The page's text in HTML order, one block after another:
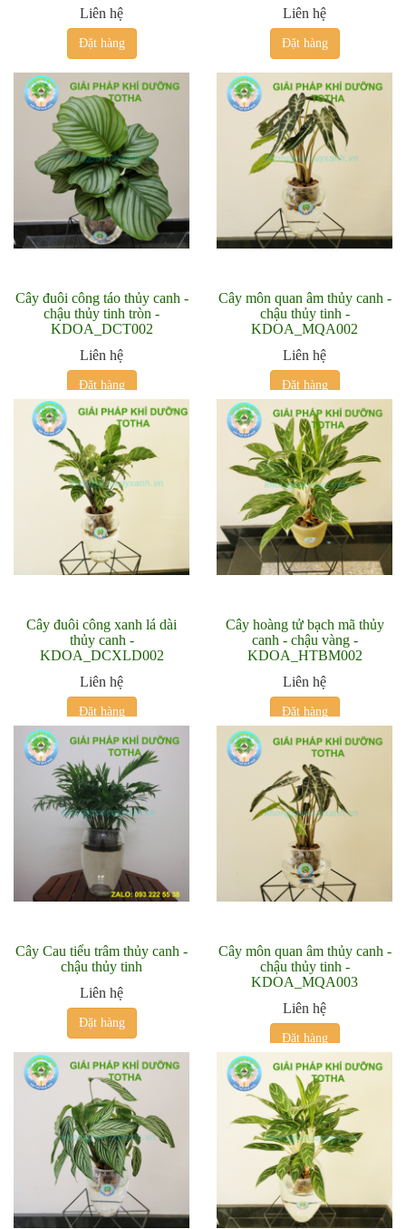
Liên hệ
Đặt hàng
Liên hệ
Đặt hàng
Cây đuôi công táo thủy canh -
chậu thủy tinh tròn -
KDOA_DCT002
Liên hệ
Đặt hàng
Cây môn quan âm thủy canh -
chậu thủy tinh -
KDOA_MQA002
Liên hệ
Đặt hàng
Cây đuôi công xanh lá dài
thủy canh -
KDOA_DCXLD002
Liên hệ
Đặt hàng
Cây hoàng tử bạch mã thủy
canh - chậu vàng -
KDOA_HTBM002
Liên hệ
Đặt hàng
Cây Cau tiểu trâm thủy canh -
chậu thủy tinh
Liên hệ
Đặt hàng
Cây môn quan âm thủy canh -
chậu thủy tinh -
KDOA_MQA003
Liên hệ
Đặt hàng